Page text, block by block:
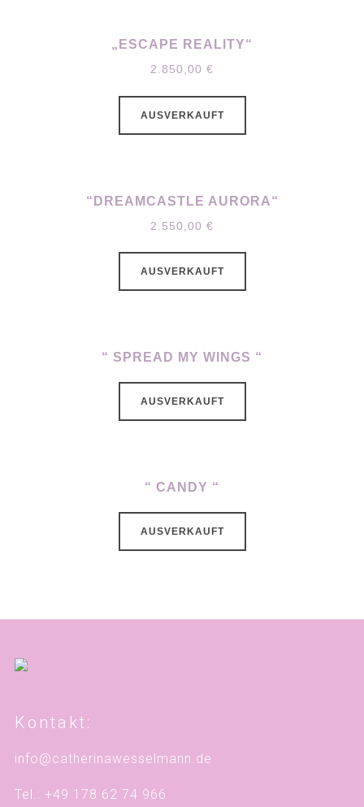
„ESCAPE REALITY“
2.850,00 €
AUSVERKAUFT
“DREAMCASTLE AURORA“
2.550,00 €
AUSVERKAUFT
“ SPREAD MY WINGS “
AUSVERKAUFT
“ CANDY “
AUSVERKAUFT
Kontakt:
info@catherinawesselmann.de
Tel.: +49 178 62 74 966